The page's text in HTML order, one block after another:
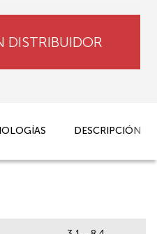
DISTRIBUIDOR
DESCRIPCIÓN